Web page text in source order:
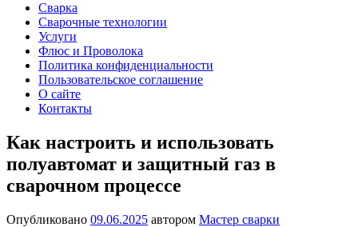
Сварка
Сварочные технологии
Услуги
Флюс и Проволока
Политика конфиденциальности
Пользовательское соглашение
О сайте
Контакты
Как настроить и использовать
полуавтомат и защитный газ в
сварочном процессе
Опубликовано 09.06.2025 автором Мастер сварки